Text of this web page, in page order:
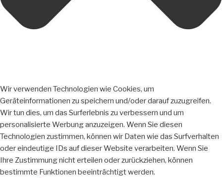
Wir verwenden Technologien wie Cookies, um
Geräteinformationen zu speichern und/oder darauf zuzugreifen.
Wir tun dies, um das Surferlebnis zu verbessern und um
personalisierte Werbung anzuzeigen. Wenn Sie diesen
Technologien zustimmen, können wir Daten wie das Surfverhalten
oder eindeutige IDs auf dieser Website verarbeiten. Wenn Sie
Ihre Zustimmung nicht erteilen oder zurückziehen, können
bestimmte Funktionen beeinträchtigt werden.